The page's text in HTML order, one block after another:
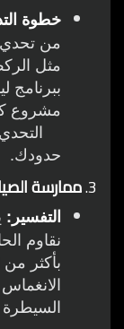
خطوة
من تحدي
مثل
ببرنامج
مشروع
حدودك.
3. ممارسة
التفسير:
نقاوم
بأكثر من
السيطرة